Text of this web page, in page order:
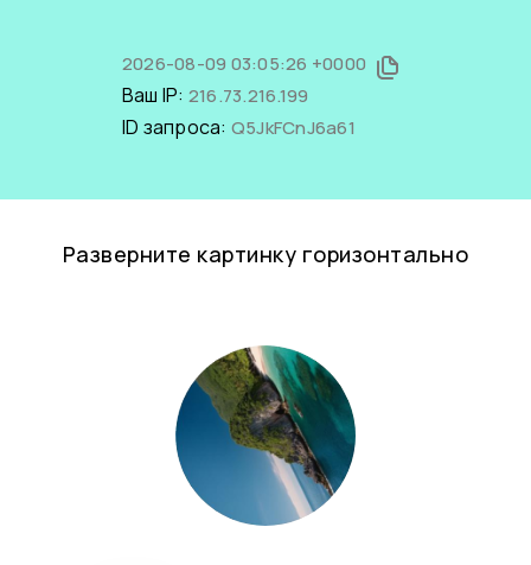
2026-08-09 03:05:26 +0000
Ваш IP: 216.73.216.199
ID запроса: Q5JkFCnJ6a61
Разверните картинку горизонтально